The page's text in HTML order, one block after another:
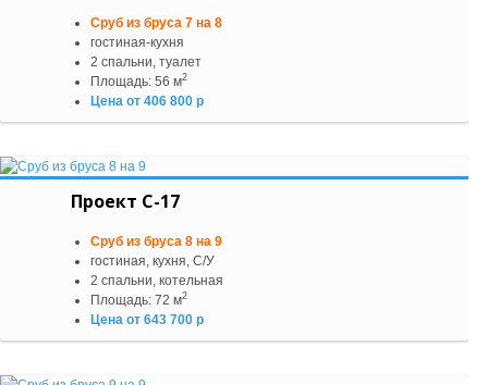
Сруб из бруса 7 на 8
гостиная-кухня
2 спальни, туалет
Площадь: 56 м2
Цена от 406 800 р
Проект С-17
Сруб из бруса 8 на 9
гостиная, кухня, С/У
2 спальни, котельная
Площадь: 72 м2
Цена от 643 700 р